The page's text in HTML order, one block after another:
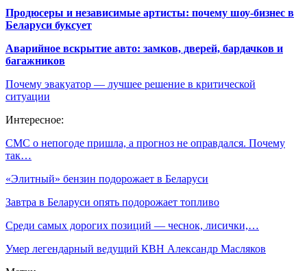
Продюсеры и независимые артисты: почему шоу-бизнес в
Беларуси буксует
Аварийное вскрытие авто: замков, дверей, бардачков и
багажников
Почему эвакуатор — лучшее решение в критической
ситуации
Интересное:
СМС о непогоде пришла, а прогноз не оправдался. Почему
так…
«Элитный» бензин подорожает в Беларуси
Завтра в Беларуси опять подорожает топливо
Среди самых дорогих позиций — чеснок, лисички,…
Умер легендарный ведущий КВН Александр Масляков